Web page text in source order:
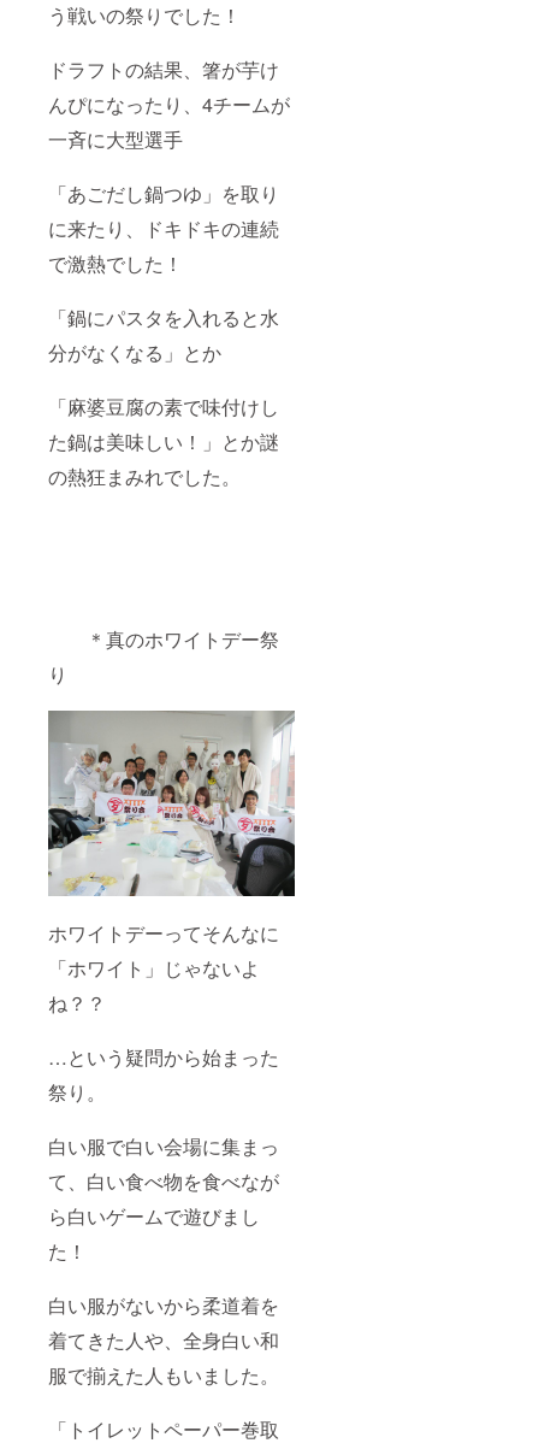
う戦いの祭りでした！
ドラフトの結果、箸が芋け
んぴになったり、4チームが
一斉に大型選手
「あごだし鍋つゆ」を取り
に来たり、ドキドキの連続
で激熱でした！
「鍋にパスタを入れると水
分がなくなる」とか
「麻婆豆腐の素で味付けし
た鍋は美味しい！」とか謎
の熱狂まみれでした。
＊真のホワイトデー祭
り
ホワイトデーってそんなに
「ホワイト」じゃないよ
ね？？
…という疑問から始まった
祭り。
白い服で白い会場に集まっ
て、白い食べ物を食べなが
ら白いゲームで遊びまし
た！
白い服がないから柔道着を
着てきた人や、全身白い和
服で揃えた人もいました。
「トイレットペーパー巻取